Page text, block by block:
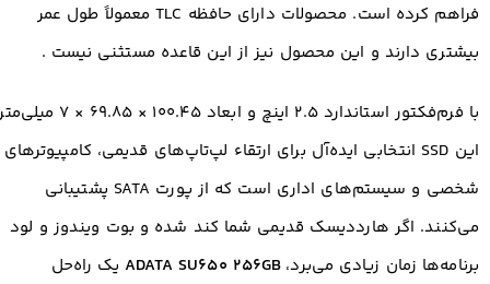
فراهم کرده است. محصولات دارای حافظه TLC معمولاً طول عمر
بیشتری دارند و این محصول نیز از این قاعده مستثنی نیست .
با فرم‌فکتور استاندارد ۲.۵ اینچ و ابعاد ۱۰۰.۴۵ × ۶۹.۸۵ ×
این SSD انتخابی ایده‌آل برای ارتقاء لپ‌تاپ‌های قدیمی، کامپیوترهای
شخصی و سیستم‌های اداری است که از پورت SATA پشتیبانی
می‌کنند. اگر هارددیسک قدیمی شما کند شده و بوت ویندوز و لود
برنامه‌ها زمان زیادی می‌برد، ADATA SU650 256GB یک راه‌حل